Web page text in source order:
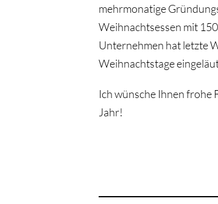
mehrmonatige
Weihnachtsessen mit
Unternehmen hat letzte
Weihnachtstage
Ich wünsche Ihnen frohe
Jahr!